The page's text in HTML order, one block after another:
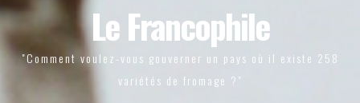
Le Francophile
"Comment voulez-vous gouverner un pays où il existe 258
variétés de fromage ?"